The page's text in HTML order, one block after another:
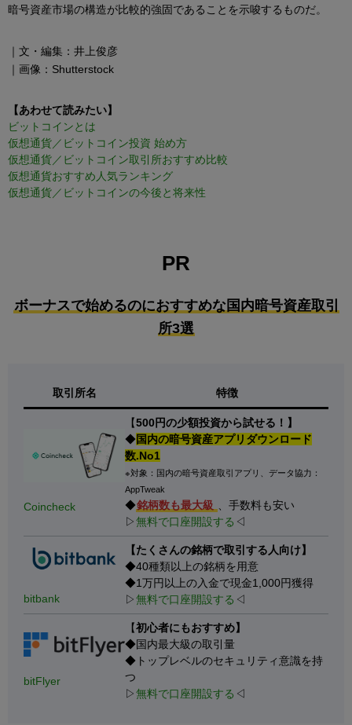
暗号資産市場の構造が比較的強固であることを示唆するものだ。
｜文・編集：井上俊彦
｜画像：Shutterstock
【あわせて読みたい】
ビットコインとは
仮想通貨／ビットコイン投資 始め方
仮想通貨／ビットコイン取引所おすすめ比較
仮想通貨おすすめ人気ランキング
仮想通貨／ビットコインの今後と将来性
PR
ボーナスで始めるのにおすすめな国内暗号資産取引
所3選
取引所名 特徴
Coincheck
【500円の少額投資から試せる！】
◆国内の暗号資産アプリダウンロード
数.No1
※対象：国内の暗号資産取引アプリ、データ協力：
AppTweak
◆銘柄数も最大級 、手数料も安い
▷無料で口座開設する ◁
bitbank
【たくさんの銘柄で取引する人向け】
◆40種類以上の銘柄を用意
◆1万円以上の入金で現金1,000円獲得
▷無料で口座開設する ◁
bitFlyer
【初心者にもおすすめ】
◆国内最大級の取引量
◆トップレベルのセキュリティ意識を持
つ
▷無料で口座開設する ◁